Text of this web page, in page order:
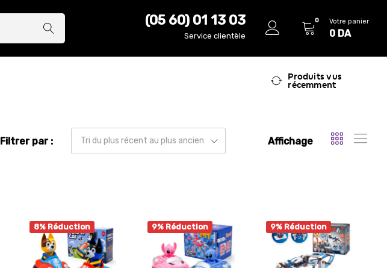
(05 60) 01 13 03
Service clientèle
0 Votre panier
0 DA
Produits vus
récemment
Filtrer par : Tri du plus récent au plus ancien Affichage
8% Réduction 9% Réduction 9% Réduction